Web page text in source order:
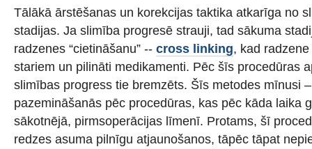
Tālākā ārstēšanas un korekcijas taktika atkarīga no
stadijas. Ja slimība progresē strauji, tad sākuma
radzenes “cietināšanu” -- cross linking, kad
stariem un pilināti medikamenti. Pēc šīs procedūras
slimības progress tie bremzēts. Šīs metodes mīnusi
pazemināšanās pēc procedūras, kas pēc kāda laika
sākotnējā, pirmsoperācijas līmenī. Protams, šī
redzes asuma pilnīgu atjaunošanos, tāpēc tāpat